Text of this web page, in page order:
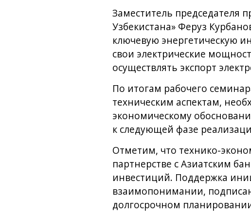
Заместитель председателя
Узбекистана» Феруз
ключевую энергетическую
свои электрические
осуществлять экспорт
По итогам рабочего
техническим аспектам,
экономическому
к следующей фазе
Отметим, что технико-
партнерстве с Азиатским
инвестиций. Поддержка
взаимопонимании,
долгосрочном